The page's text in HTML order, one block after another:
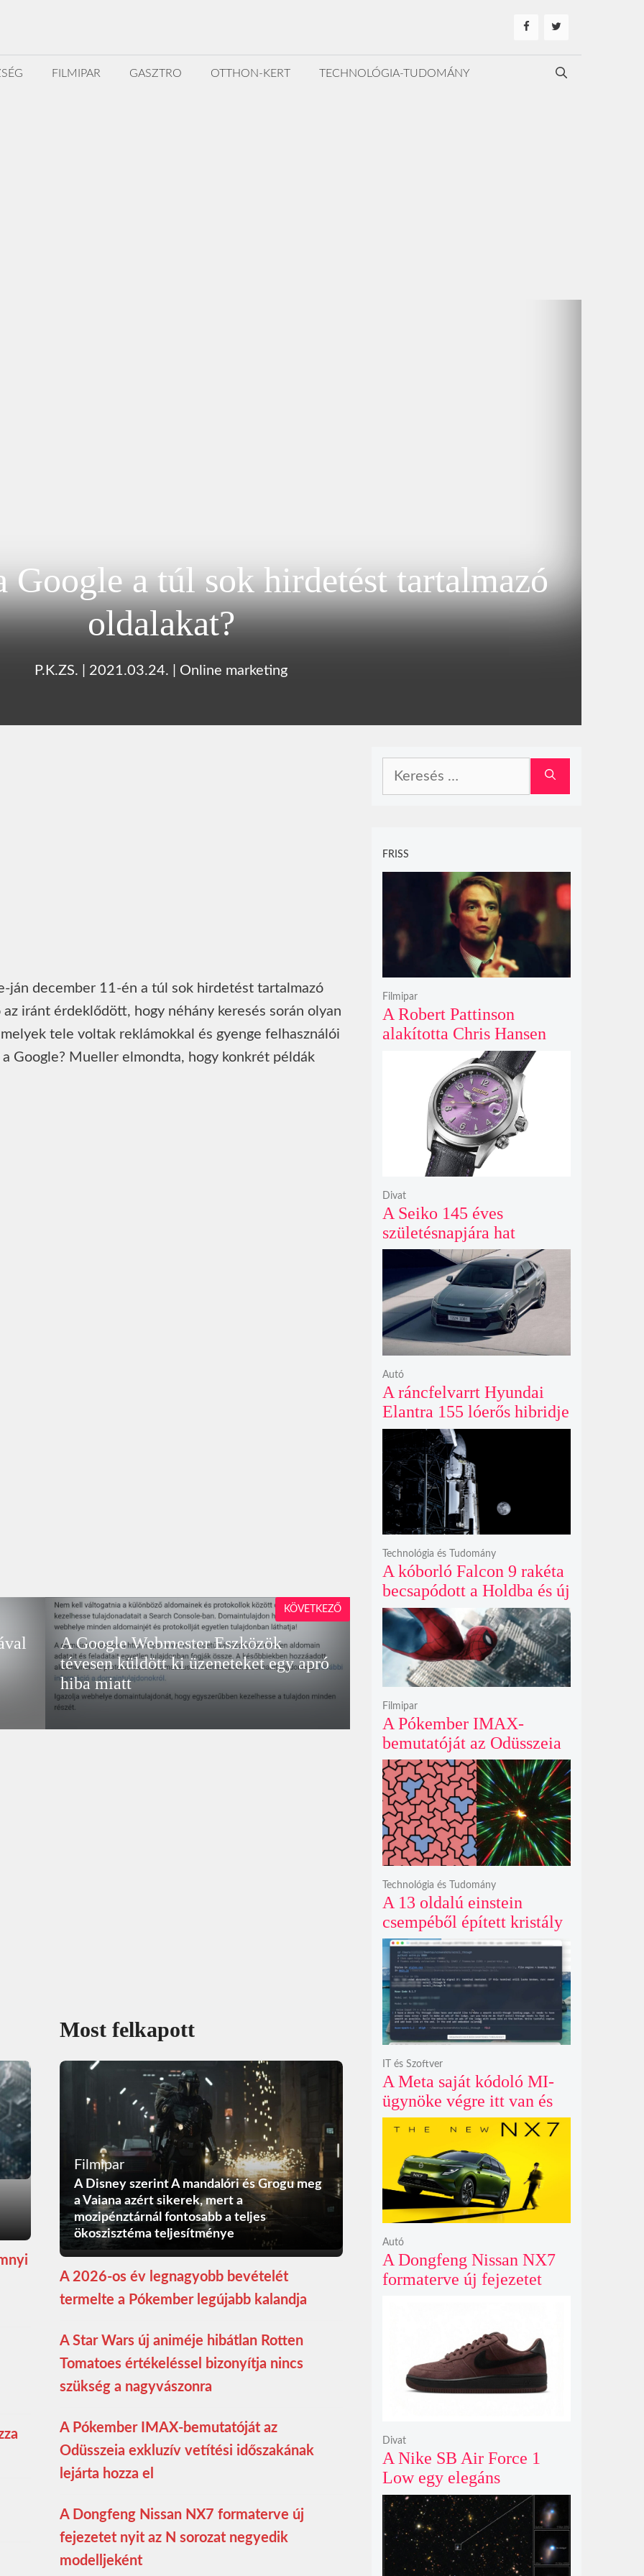
FILMIPAR GASZTRO OTTHON-KERT TECHNOLÓGIA-TUDOMÁNY
Google a túl sok hirdetést tartalmazó
oldalakat?
P.K.ZS. 2021.03.24. Online marketing
ján december 11-én a túl sok hirdetést tartalmazó
iránt érdeklődött, hogy néhány keresés során olyan
tele voltak reklámokkal és gyenge felhasználói
Google? Mueller elmondta, hogy konkrét példák
A Google Webmester Eszközök
tévesen küldött ki üzeneteket egy apró
hiba miatt
KÖVETKEZŐ
Most felkapott
Filmipar
A Disney szerint A mandalóri és Grogu meg
a Vaiana azért sikerek, mert a
mozipénztárnál fontosabb a teljes
ökoszisztéma teljesítménye
A 2026-os év legnagyobb bevételét
termelte a Pókember legújabb kalandja
A Star Wars új animéje hibátlan Rotten
Tomatoes értékeléssel bizonyítja nincs
szükség a nagyvászonra
A Pókember IMAX-bemutatóját az
Odüsszeia exkluzív vetítési időszakának
lejárta hozza el
A Dongfeng Nissan NX7 formaterve új
fejezetet nyit az N sorozat negyedik
modelljeként
FRISS
A Robert Pattinson
alakította Chris Hansen
sötét vadászatra indul a
Primetime előzetesében
Filmipar
A Seiko 145 éves
születésnapjára hat
limitált kiadású Edo-lila
számlapos modellt hozott
ki
Divat
A ráncfelvarrt Hyundai
Elantra 155 lóerős hibridje
és prémium utastere
komoly belsőtéri ugrást
hoz
Autó
A kóborló Falcon 9 rakéta
becsapódott a Holdba és új
krátert hagyott maga után
Technológia és Tudomány
A Pókember IMAX-
bemutatóját az Odüsszeia
exkluzív vetítési
időszakának lejárta hozza
el
Filmipar
A 13 oldalú einstein
csempéből épített kristály
példátlanul forgó
csillagmintát vetít a fény
polarizációjától függően
Technológia és Tudomány
A Meta saját kódoló MI-
ügynöke végre itt van és
nem fél belenyúlni a
IT és Szoftver
A Dongfeng Nissan NX7
formaterve új fejezetet
Autó
A Nike SB Air Force 1
Low egy elegáns
világosbarna
színváltozatban bukkant
fel újra
Divat